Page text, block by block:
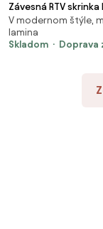
Závesná RTV
cm so zásuvkami -
čierne úchyty T-bar
V modernom štýle,
lamina
Skladom
Doprava